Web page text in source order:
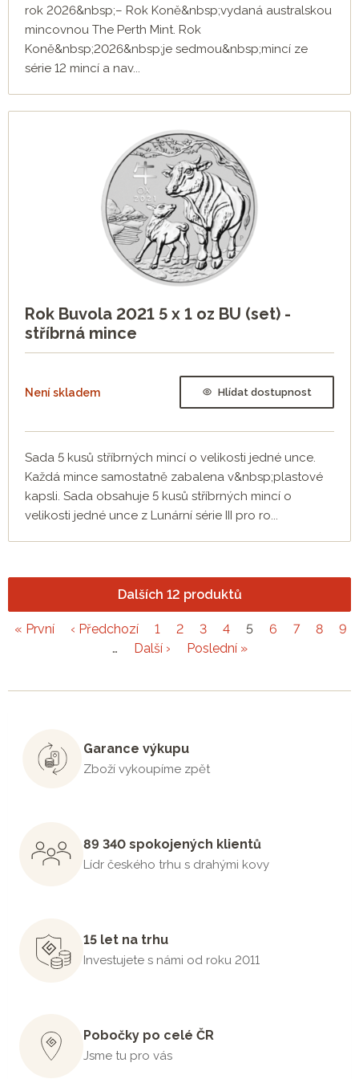
rok 2026&nbsp;– Rok Koně&nbsp;vydaná australskou
mincovnou The Perth Mint. Rok
Koně&nbsp;2026&nbsp;je sedmou&nbsp;mincí ze
série 12 mincí a nav...
Rok Buvola 2021 5 x 1 oz BU (set) -
stříbrná mince
Není skladem Hlídat dostupnost
Sada 5 kusů stříbrných mincí o velikosti jedné unce.
Každá mince samostatně zabalena v&nbsp;plastové
kapsli. Sada obsahuje 5 kusů stříbrných mincí o
velikosti jedné unce z Lunární série III pro ro...
Dalších 12 produktů
« První ‹ Předchozí 1 2 3 4 5 6 7 8
9
…
Další › Poslední »
Garance výkupu
Zboží vykoupíme zpět
89 340 spokojených klientů
Lídr českého trhu s drahými kovy
15 let na trhu
Investujete s námi od roku 2011
Pobočky po celé ČR
Jsme tu pro vás